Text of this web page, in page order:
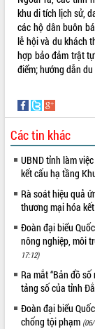
VIDEO
Không có file video
ALBUM ẢNH
LIÊN KẾT WEB
THỐNG KÊ TRUY CẬP
Tất cả: 66067156
khu di tích lịch sử,
các hộ dân buôn
lễ hội và du khách
hợp bảo đảm trật
điểm; hướng dẫn
Các tin khác
UBND tỉnh làm
kết cấu hạ tầng
Rà soát hiệu quả
thương mại hóa
Đoàn đại biểu
nông nghiệp, môi
17:12)
Ra mắt “Bản đồ
tảng số của tỉnh
Đoàn đại biểu
chống tội phạm